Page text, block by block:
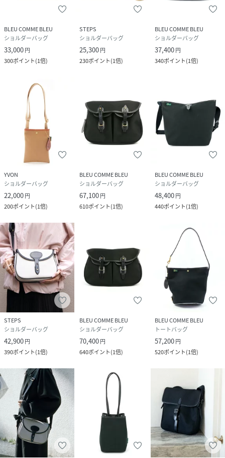
で、あらかじめご注意くださいませ。
※使用しているブライドルレザーは、長期間使用しないでい
ると表面にブルームという白い粉のようなものが現れます
※モニターの発色の具合によって実際のものと色が異なる場
合がございます｡
性別タイプ ユニセックス
原産国
素材
素材：コットン100%、皮革部分:牛革
特徴：間口：スナップボタン開閉
生産国：England
サイズ
品番
PN1045_AVON
AVON-MINI-BLK-109 PN1045)
BLEU COMME BLEU
ショルダーバッグ
33,000円
300ポイント(1倍)
STEPS
ショルダーバッグ
25,300円
230ポイント(1倍)
BLEU COMME BLEU
ショルダーバッグ
37,400円
340ポイント(1倍)
YVON
ショルダーバッグ
22,000円
200ポイント(1倍)
BLEU COMME BLEU
ショルダーバッグ
67,100円
610ポイント(1倍)
BLEU COMME BLEU
ショルダーバッグ
48,400円
440ポイント(1倍)
STEPS
ショルダーバッグ
42,900円
390ポイント(1倍)
BLEU COMME BLEU
ショルダーバッグ
70,400円
640ポイント(1倍)
BLEU COMME BLEU
トートバッグ
57,200円
520ポイント(1倍)